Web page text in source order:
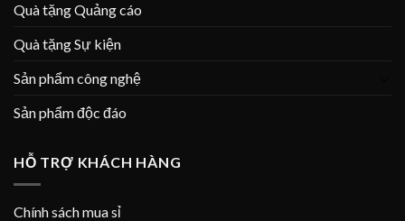
Quà tặng Quảng cáo
Quà tặng Sự kiện
Sản phẩm công nghệ
Sản phẩm độc đáo
HỖ TRỢ KHÁCH HÀNG
Chính sách mua sỉ